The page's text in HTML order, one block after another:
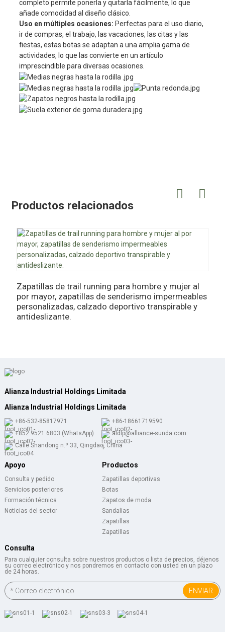
completo permite ponerla y quitarla fácilmente, lo que
añade comodidad al diseño clásico.
Uso en múltiples ocasiones: Perfectas para el uso diario,
ir de compras, el trabajo, las vacaciones, las citas y las
fiestas, estas botas se adaptan a una amplia gama de
actividades, lo que las convierte en un artículo
imprescindible para diversas ocasiones.
Productos relacionados
Zapatillas de trail running para hombre y mujer al
por mayor, zapatillas de senderismo impermeables
personalizadas, calzado deportivo transpirable y
antideslizante.
Alianza Industrial Holdings Limitada
Alianza Industrial Holdings Limitada
+86-532-85817971
+86-18661719590
+852 9521 6803 (WhatsApp)
aldlp@alliance-sunda.com
Calle Shandong n.º 33, Qingdao, China
Apoyo
Consulta y pedido
Servicios posteriores
Formación técnica
Noticias del sector
Productos
Zapatillas deportivas
Botas
Zapatos de moda
Sandalias
Zapatillas
Zapatillas
Consulta
Para cualquier consulta sobre nuestros productos o lista de precios, déjenos
su correo electrónico y nos pondremos en contacto con usted en un plazo
de 24 horas.
ENVIAR